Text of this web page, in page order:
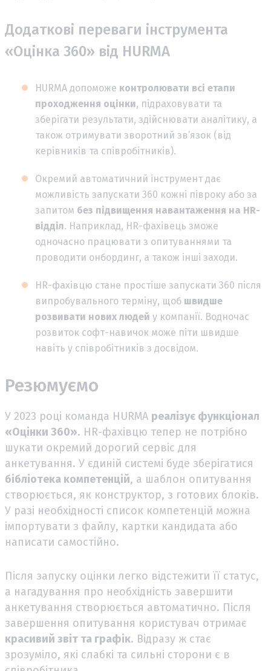
Додаткові переваги інструмента
«Оцінка 360» від HURMA
HURMA допоможе контролювати всі етапи
проходження оцінки, підраховувати та
зберігати результати, здійснювати аналітику, а
також отримувати зворотний зв’язок (від
керівників та співробітників).
Окремий автоматичний інструмент дає
можливість запускати 360 кожні півроку або за
запитом без підвищення навантаження на HR-
відділ. Наприклад, HR-фахівець зможе
одночасно працювати з опитуваннями та
проводити онбординг, а також інші заходи.
HR-фахівцю стане простіше запускати 360 після
випробувального терміну, щоб швидше
розвивати нових людей у компанії. Водночас
розвиток софт-навичок може піти швидше
навіть у співробітників з досвідом.
Резюмуємо
У 2023 році команда HURMA реалізує функціонал
«Оцінки 360». HR-фахівцю тепер не потрібно
шукати окремий дорогий сервіс для
анкетування. У єдиній системі буде зберігатися
бібліотека компетенцій, а шаблон опитування
створюється, як конструктор, з готових блоків.
У разі необхідності список компетенцій можна
імпортувати з файлу, картки кандидата або
написати самостійно.
Після запуску оцінки легко відстежити її статус,
а нагадування про необхідність завершити
анкетування створюється автоматично. Після
завершення опитування користувач отримає
красивий звіт та графік. Відразу ж стає
зрозуміло, які слабкі та сильні сторони є в